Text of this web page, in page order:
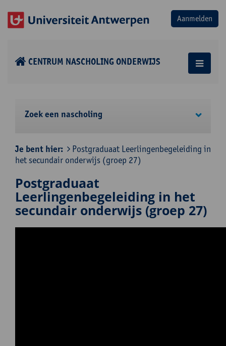
CENTRUM NASCHOLING ONDERWIJS
Zoek een nascholing
Je bent hier:
Postgraduaat Leerlingenbegeleiding in
het secundair onderwijs (groep 27)
Postgraduaat
Leerlingenbegeleiding in het
secundair onderwijs (groep 27)